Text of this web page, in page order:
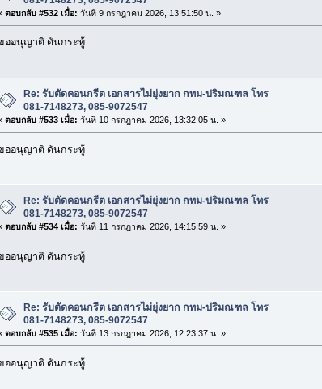
ตอบกลับ #532 เมื่อ: วันที่ 9 กรกฎาคม 2026, 13:51:50 น. »
ออนุญาติ ดันกระทู้
Re: รับตัดคอนกรีต เอกสารไม่ยุ่งยาก กทม-ปริมณฑล โทร
081-7148273, 085-9072547
ตอบกลับ #533 เมื่อ: วันที่ 10 กรกฎาคม 2026, 13:32:05 น. »
ออนุญาติ ดันกระทู้
Re: รับตัดคอนกรีต เอกสารไม่ยุ่งยาก กทม-ปริมณฑล โทร
081-7148273, 085-9072547
ตอบกลับ #534 เมื่อ: วันที่ 11 กรกฎาคม 2026, 14:15:59 น. »
ออนุญาติ ดันกระทู้
Re: รับตัดคอนกรีต เอกสารไม่ยุ่งยาก กทม-ปริมณฑล โทร
081-7148273, 085-9072547
ตอบกลับ #535 เมื่อ: วันที่ 13 กรกฎาคม 2026, 12:23:37 น. »
ออนุญาติ ดันกระทู้